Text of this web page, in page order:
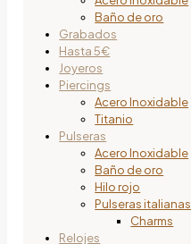
Baño de oro
Grabados
Hasta 5€
Joyeros
Piercings
Acero Inoxidable
Titanio
Pulseras
Acero Inoxidable
Baño de oro
Hilo rojo
Pulseras italianas
Charms
Relojes